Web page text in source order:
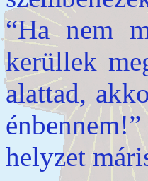
“Ha nem
kerüllek
alattad,
helyzet